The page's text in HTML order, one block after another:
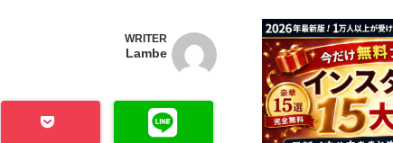
WRITER
Lambe